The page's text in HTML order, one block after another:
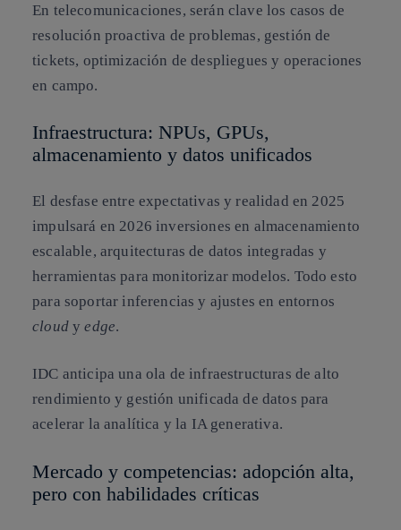
En telecomunicaciones, serán clave los casos de
resolución proactiva de problemas, gestión de
tickets, optimización de despliegues y operaciones
en campo.
Infraestructura: NPUs, GPUs,
almacenamiento y datos unificados
El desfase entre expectativas y realidad en 2025
impulsará en 2026 inversiones en almacenamiento
escalable, arquitecturas de datos integradas y
herramientas para monitorizar modelos. Todo esto
para soportar inferencias y ajustes en entornos
cloudyedge.
IDC anticipa una ola de infraestructuras de alto
rendimiento y gestión unificada de datos para
acelerar la analítica y la IA generativa.
Mercado y competencias: adopción alta,
pero con habilidades críticas